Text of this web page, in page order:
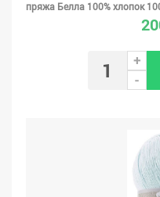
пряжа Белла 100% хлопок
+
-